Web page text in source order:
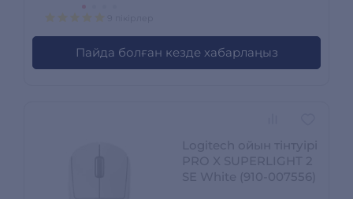
Пайда болған кезде хабарлаңыз